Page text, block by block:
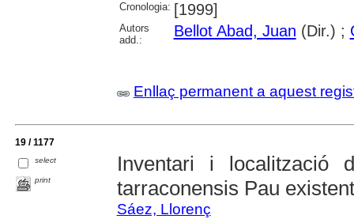
Cronologia: [1999]
Autors
add.:
Bellot Abad, Juan (Dir.) ;
Enllaç permanent a aquest
19 / 1177
select
print
Inventari i localització
tarraconensis Pau
Sáez, Llorenç